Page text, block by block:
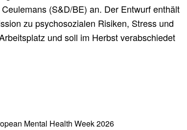
(S&D/BE) an. Der Entwurf enthält
zu psychosozialen Risiken, Stress und
und soll im Herbst verabschiedet
Mental Health Week 2026